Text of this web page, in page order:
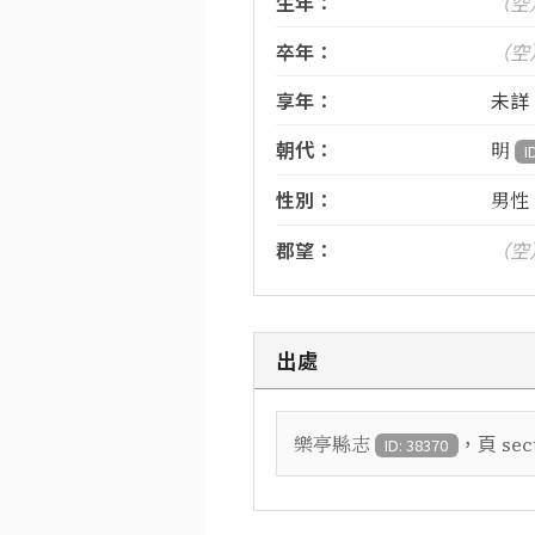
卒年：
（空
享年：
未詳
朝代：
明
性別： 男性
郡望： （空
出處
樂亭縣志 ID: 38370 ，頁